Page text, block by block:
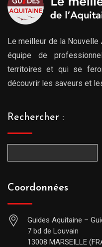
Le meilleur de la
équipe de
territoires et qui se
découvrir les saveurs et
Rechercher :
Coordonnées
Guides Aquitaine –
7 bd de Louvain
13008 MARSEILLE